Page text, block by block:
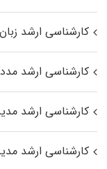
کارشناسی ارشد
کارشناسی ارشد
کارشناسی ارشد
کارشناسی ارشد